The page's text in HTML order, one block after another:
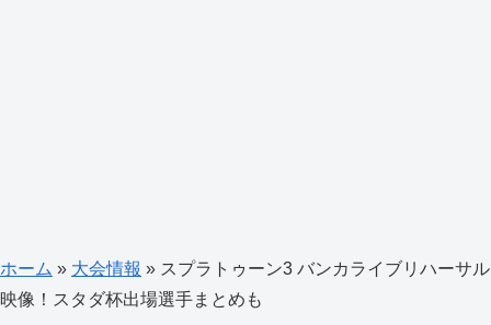
ホーム » 大会情報 » スプラトゥーン3 バンカライブリハーサル
映像！スタダ杯出場選手まとめも